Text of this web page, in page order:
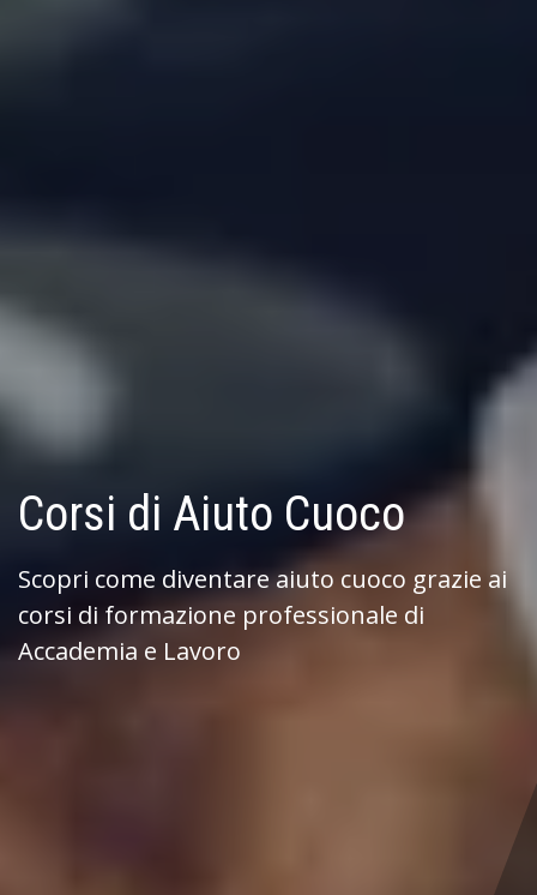
Corsi di Aiuto Cuoco
Scopri come diventare aiuto cuoco grazie ai
corsi di formazione professionale di
Accademia e Lavoro